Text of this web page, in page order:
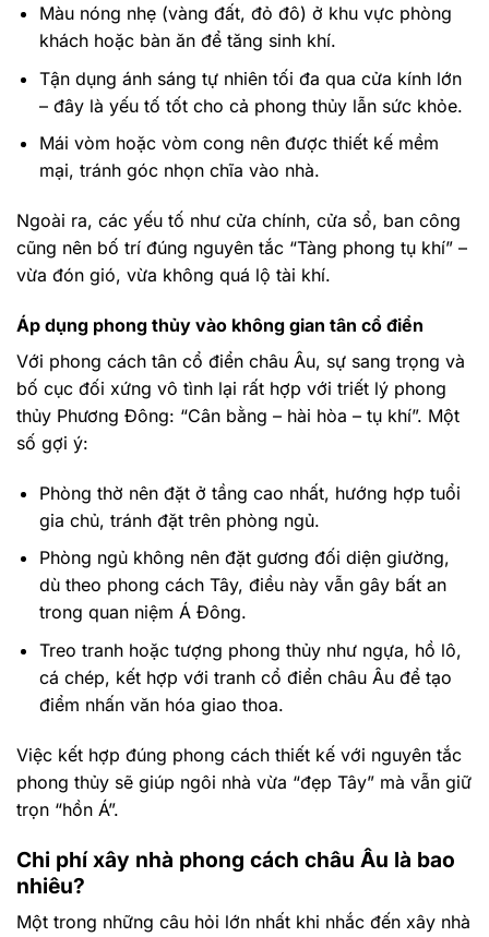
Màu nóng nhẹ (vàng đất, đỏ đô) ở khu vực phòng
khách hoặc bàn ăn để tăng sinh khí.
Tận dụng ánh sáng tự nhiên tối đa qua cửa kính lớn
– đây là yếu tố tốt cho cả phong thủy lẫn sức khỏe.
Mái vòm hoặc vòm cong nên được thiết kế mềm
mại, tránh góc nhọn chĩa vào nhà.
Ngoài ra, các yếu tố như cửa chính, cửa sổ, ban công
cũng nên bố trí đúng nguyên tắc “Tàng phong tụ khí” –
vừa đón gió, vừa không quá lộ tài khí.
Áp dụng phong thủy vào không gian tân cổ điển
Với phong cách tân cổ điển châu Âu, sự sang trọng và
bố cục đối xứng vô tình lại rất hợp với triết lý phong
thủy Phương Đông: “Cân bằng – hài hòa – tụ khí”. Một
số gợi ý:
Phòng thờ nên đặt ở tầng cao nhất, hướng hợp tuổi
gia chủ, tránh đặt trên phòng ngủ.
Phòng ngủ không nên đặt gương đối diện giường,
dù theo phong cách Tây, điều này vẫn gây bất an
trong quan niệm Á Đông.
Treo tranh hoặc tượng phong thủy như ngựa, hồ lô,
cá chép, kết hợp với tranh cổ điển châu Âu để tạo
điểm nhấn văn hóa giao thoa.
Việc kết hợp đúng phong cách thiết kế với nguyên tắc
phong thủy sẽ giúp ngôi nhà vừa “đẹp Tây” mà vẫn giữ
trọn “hồn Á”.
Chi phí xây nhà phong cách châu Âu là bao
nhiêu?
Một trong những câu hỏi lớn nhất khi nhắc đến xây nhà